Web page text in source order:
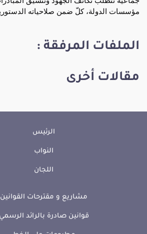
مؤسسات الدولة، كلّ ضمن صلاحياته
الملفات المرفقة :
مقالات أخرى
الرئيس
النواب
اللجان
مشاريع و مقترحات القوانين
قوانين صادرة بالرائد الرسمي